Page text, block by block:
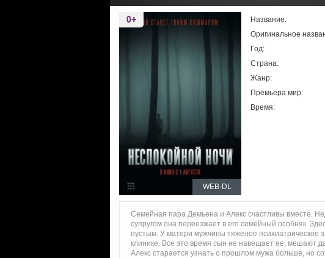
WEB-DL
Название:
Оригинальное
Год:
Страна:
Жанр:
Премьера мир:
Время:
Семейная пара Демьена и Алекс счастливы вместе.
супругом она переезжает в его семейный особняк.
пустым. У матери мужчины тяжелое психиатрическое
клинике. Все это время сын не навещает ее, мешают
Алекс старается узнать о прошлом мужа больше, но